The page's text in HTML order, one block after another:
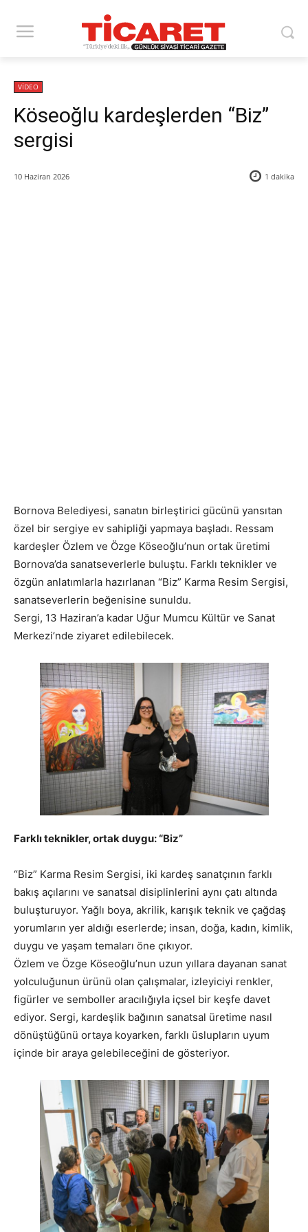
VİDEO
Köseoğlu kardeşlerden “Biz”
sergisi
10 Haziran 2026 1 dakika
Bornova Belediyesi, sanatın birleştirici gücünü yansıtan
özel bir sergiye ev sahipliği yapmaya başladı. Ressam
kardeşler Özlem ve Özge Köseoğlu’nun ortak üretimi
Bornova’da sanatseverlerle buluştu. Farklı teknikler ve
özgün anlatımlarla hazırlanan “Biz” Karma Resim Sergisi,
sanatseverlerin beğenisine sunuldu.
Sergi, 13 Haziran’a kadar Uğur Mumcu Kültür ve Sanat
Merkezi’nde ziyaret edilebilecek.
Farklı teknikler, ortak duygu: “Biz”
“Biz” Karma Resim Sergisi, iki kardeş sanatçının farklı
bakış açılarını ve sanatsal disiplinlerini aynı çatı altında
buluşturuyor. Yağlı boya, akrilik, karışık teknik ve çağdaş
yorumların yer aldığı eserlerde; insan, doğa, kadın, kimlik,
duygu ve yaşam temaları öne çıkıyor.
Özlem ve Özge Köseoğlu’nun uzun yıllara dayanan sanat
yolculuğunun ürünü olan çalışmalar, izleyiciyi renkler,
figürler ve semboller aracılığıyla içsel bir keşfe davet
ediyor. Sergi, kardeşlik bağının sanatsal üretime nasıl
dönüştüğünü ortaya koyarken, farklı üslupların uyum
içinde bir araya gelebileceğini de gösteriyor.